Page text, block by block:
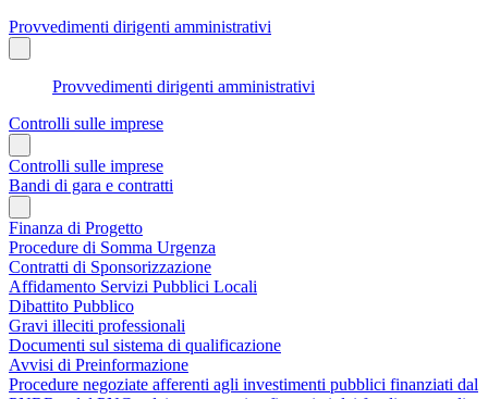
Provvedimenti dirigenti amministrativi
Provvedimenti dirigenti amministrativi
Controlli sulle imprese
Controlli sulle imprese
Bandi di gara e contratti
Finanza di Progetto
Procedure di Somma Urgenza
Contratti di Sponsorizzazione
Affidamento Servizi Pubblici Locali
Dibattito Pubblico
Gravi illeciti professionali
Documenti sul sistema di qualificazione
Avvisi di Preinformazione
Procedure negoziate afferenti agli investimenti pubblici finanziati dal